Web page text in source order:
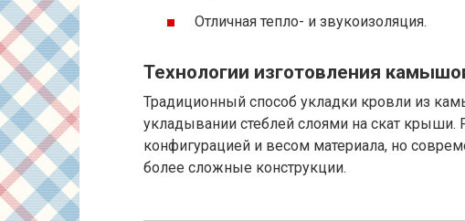
Отличная тепло- и звукоизоляция.
Технологии изготовления
Традиционный способ укладки кровли из
укладывании стеблей слоями на скат
конфигурацией и весом материала, но
более сложные конструкции.